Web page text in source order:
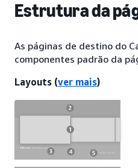
Estrutura da
As páginas de destino do
componentes padrão da
Layouts (ver mais)